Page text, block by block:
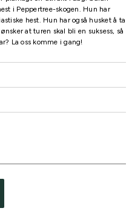
i Peppertree-skogen. Hun har
hest. Hun har også husket å ta
at turen skal bli en suksess, så
La oss komme i gang!